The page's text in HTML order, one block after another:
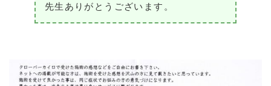
先生ありがとうございます。